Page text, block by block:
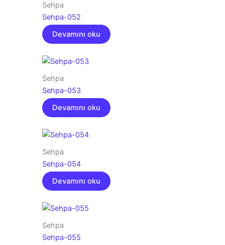
Sehpa
Sehpa-052
Devamını oku
Sehpa
Sehpa-053
Devamını oku
Sehpa
Sehpa-054
Devamını oku
Sehpa
Sehpa-055